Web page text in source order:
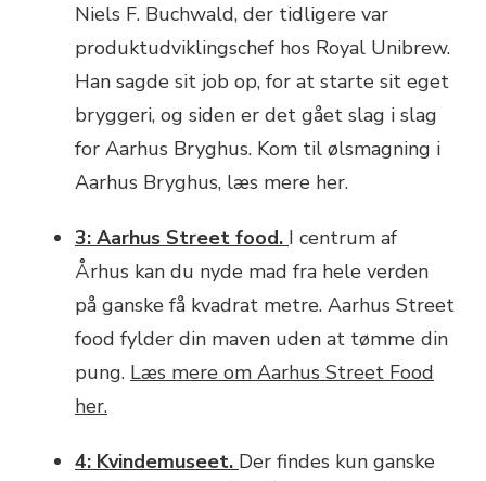
Niels F. Buchwald, der tidligere var
produktudviklingschef hos Royal Unibrew.
Han sagde sit job op, for at starte sit eget
bryggeri, og siden er det gået slag i slag
for Aarhus Bryghus. Kom til ølsmagning i
Aarhus Bryghus, læs mere her.
3: Aarhus Street food. I centrum af
Århus kan du nyde mad fra hele verden
på ganske få kvadrat metre. Aarhus Street
food fylder din maven uden at tømme din
pung. Læs mere om Aarhus Street Food
her.
4: Kvindemuseet. Der findes kun ganske